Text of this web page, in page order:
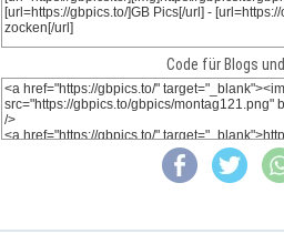
Code für Blogs und